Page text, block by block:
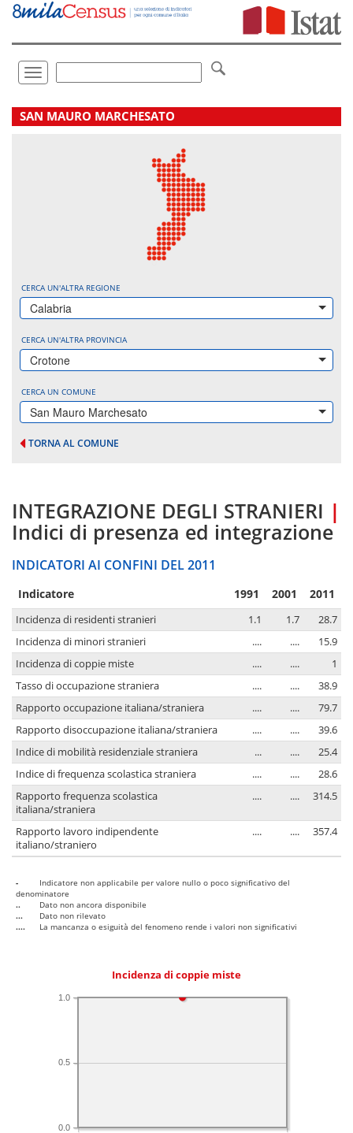
Vai
direttamente
Toggle
navigation
.
SAN MAURO MARCHESATO
CERCA UN'ALTRA REGIONE
Calabria
CERCA UN'ALTRA PROVINCIA
Crotone
CERCA UN COMUNE
San Mauro Marchesato
TORNA AL COMUNE
INTEGRAZIONE DEGLI STRANIERI |
Indici di presenza ed integrazione
INDICATORI AI CONFINI DEL 2011
Indicatore 1991 2001 2011
Incidenza di residenti stranieri 1.1 1.7
28.7
Incidenza di minori stranieri
.... ....
15.9
Incidenza di coppie miste
.... ....
1
Tasso di occupazione straniera
.... ....
38.9
Rapporto occupazione italiana/straniera
.... ....
79.7
Rapporto disoccupazione italiana/straniera
.... ....
39.6
Indice di mobilità residenziale straniera
... ....
25.4
Indice di frequenza scolastica straniera
.... ....
28.6
Rapporto frequenza scolastica
italiana/straniera
.... .... 314.5
Rapporto lavoro indipendente
italiano/straniero
.... .... 357.4
-
Indicatore non applicabile per valore nullo o poco significativo del
denominatore
..
Dato non ancora disponibile
...
Dato non rilevato
....
La mancanza o esiguità del fenomeno rende i valori non significativi
Incidenza di coppie miste
0.0
0.5
1.0